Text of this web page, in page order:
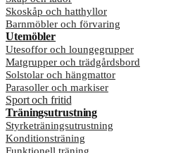
Skoskåp och hatthyllor
Barnmöbler och förvaring
Utemöbler
Utesoffor och loungegrupper
Matgrupper och trädgårdsbord
Solstolar och hängmattor
Parasoller och markiser
Sport och fritid
Träningsutrustning
Styrketräningsutrustning
Konditionsträning
Funktionell träning